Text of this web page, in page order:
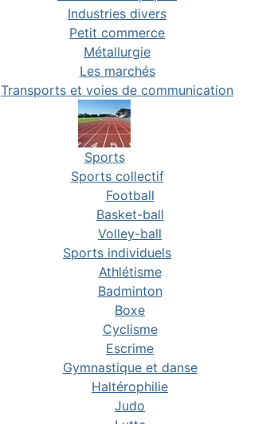
Industries divers
Petit commerce
Métallurgie
Les marchés
Transports et voies de communication
Sports
Sports collectif
Football
Basket-ball
Volley-ball
Sports individuels
Athlétisme
Badminton
Boxe
Cyclisme
Escrime
Gymnastique et danse
Haltérophilie
Judo